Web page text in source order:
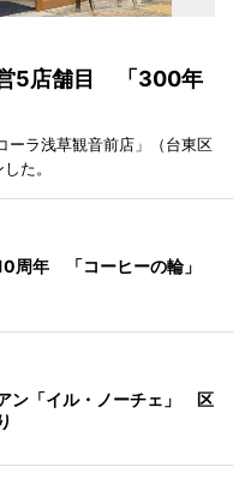
営5店舗目 「300年
ーラ浅草観音前店」（台東区
た。
周年 「コーヒーの輪」
ン「イル・ノーチェ」 区